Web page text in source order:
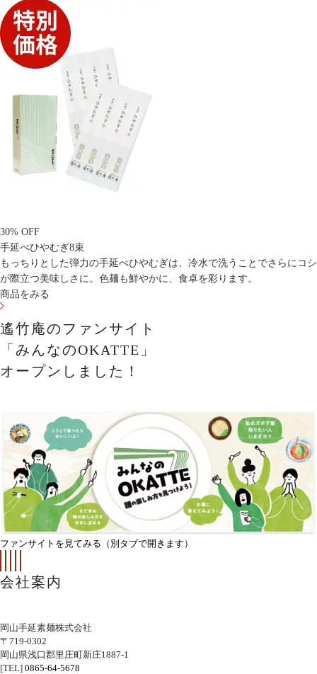
30% OFF
手延べひやむぎ8束
もっちりとした弾力の手延べひやむぎは、冷水で洗うことでさらにコシ
が際立つ美味しさに。色麺も鮮やかに、食卓を彩ります。
商品をみる
遙竹庵のファンサイト
「みんなのOKATTE」
オープンしました！
ファンサイトを見てみる（別タブで開きます）
会社案内
岡山手延素麺株式会社
〒719-0302
岡山県浅口郡里庄町新庄1887-1
[TEL] 0865-64-5678